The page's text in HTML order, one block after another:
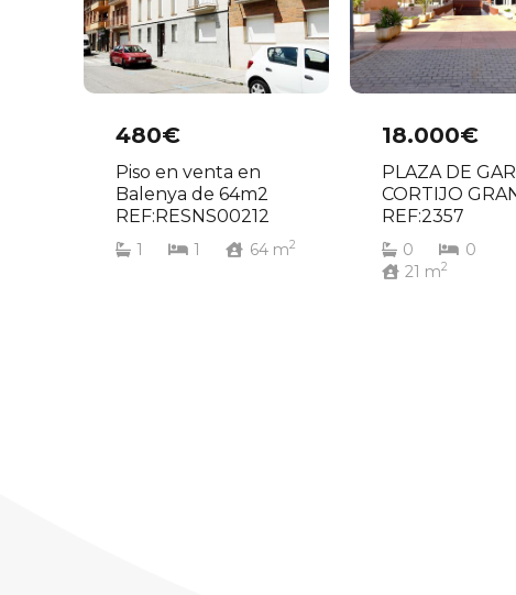
480€
Piso en venta en
Balenya de 64m2
REF:RESNS00212
1 1 64m2
18.000€
PLAZA DE
CORTIJO
REF:2357
0
0
21 m2